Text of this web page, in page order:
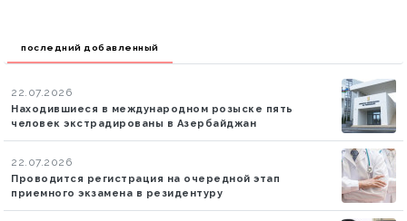
последний добавленный
22.07.2026
Находившиеся в международном розыске пять
человек экстрадированы в Азербайджан
22.07.2026
Проводится регистрация на очередной этап
приемного экзамена в резидентуру